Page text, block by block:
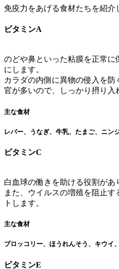
免疫力をあげる食材たちを紹介
ビタミンA
のどや鼻といった粘膜を正常
にします。
カラダの内側に異物の侵入を
官が多いので、しっかり摂り入
主な食材
レバー、うなぎ、牛乳、たまご、ニン
ビタミンC
白血球の働きを助ける役割があ
また、ウイルスの増殖を阻止
トします。
主な食材
ブロッコリー、ほうれんそう、キウイ
ビタミンE